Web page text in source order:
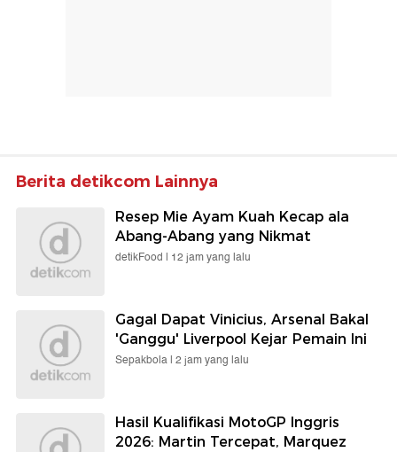
Berita detikcom Lainnya
Resep Mie Ayam Kuah Kecap ala
Abang-Abang yang Nikmat
detikFood | 12 jam yang lalu
Gagal Dapat Vinicius, Arsenal Bakal
'Ganggu' Liverpool Kejar Pemain Ini
Sepakbola | 2 jam yang lalu
Hasil Kualifikasi MotoGP Inggris
2026: Martin Tercepat, Marquez